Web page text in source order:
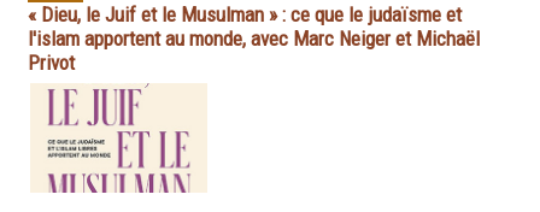
« Dieu, le Juif et le Musulman » : ce que le judaïsme et
l'islam apportent au monde, avec Marc Neiger et Michaël
Privot